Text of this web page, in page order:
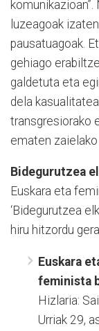
luzeagoak
pausatuagoak.
gehiago
galdetuta eta
dela
transgresiorako
ematen zaielako
Bidegurutzea
Euskara eta
‘Bidegurutzea
hiru hitzordu
Euskara
feminista
Hizlaria:
Urriak 29,